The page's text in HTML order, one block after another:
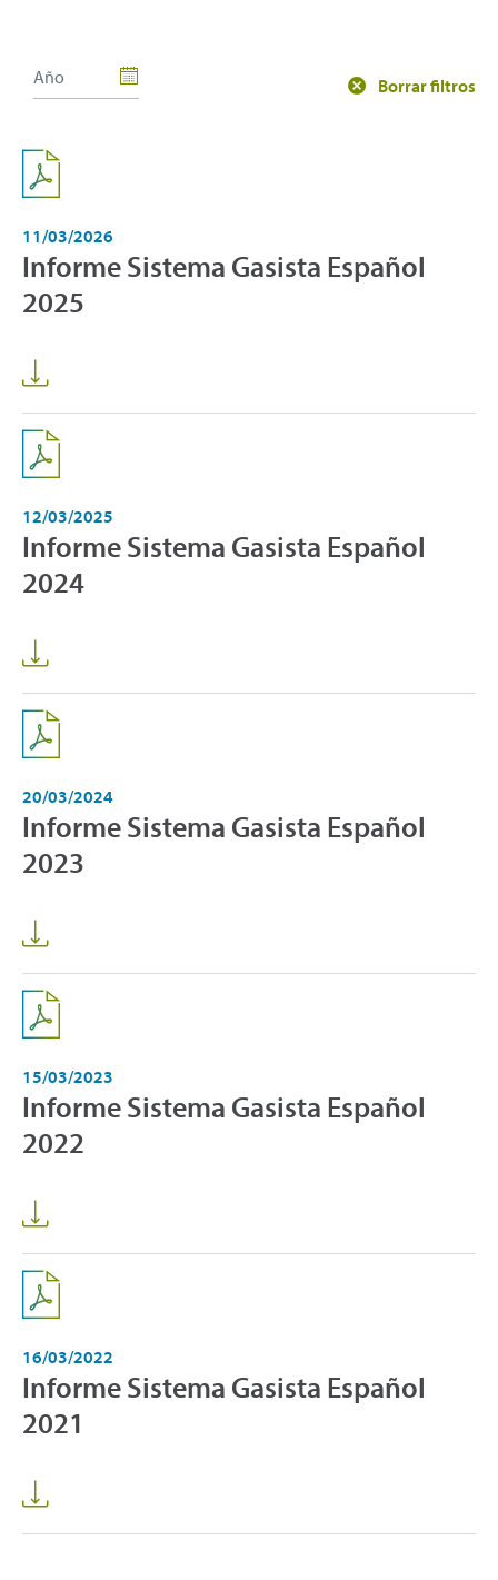
Borrar filtros
11/03/2026
Informe Sistema Gasista Español
2025
12/03/2025
Informe Sistema Gasista Español
2024
20/03/2024
Informe Sistema Gasista Español
2023
15/03/2023
Informe Sistema Gasista Español
2022
16/03/2022
Informe Sistema Gasista Español
2021